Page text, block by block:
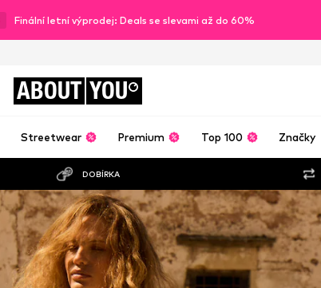
Finální letní výprodej: Deals se slevami až do 60%
ABOUT YOU
Streetwear Premium Top 100 Značky
DOBÍRKA